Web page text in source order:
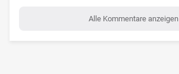
Alle Kommentare anzeigen